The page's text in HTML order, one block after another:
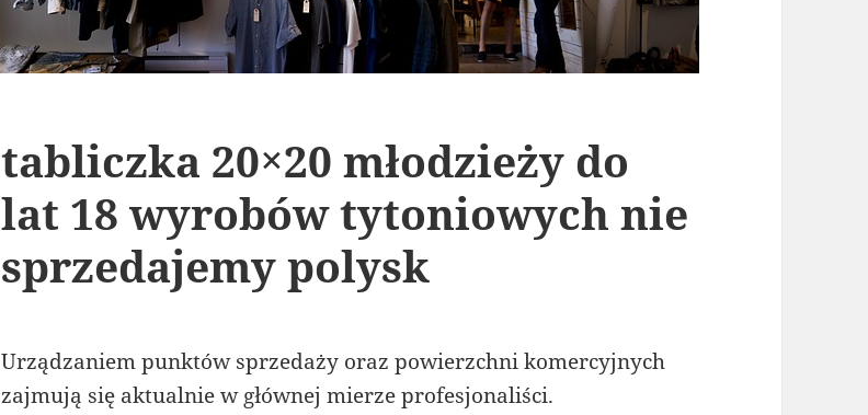
tabliczka 20×20 młodzieży do
lat 18 wyrobów tytoniowych nie
sprzedajemy polysk
Urządzaniem punktów sprzedaży oraz powierzchni komercyjnych
zajmują się aktualnie w głównej mierze profesjonaliści.